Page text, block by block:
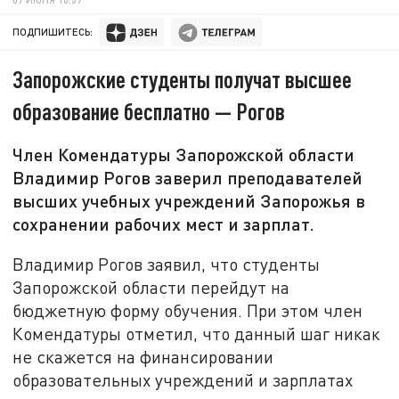
ПОДПИШИТЕСЬ:
Запорожские студенты получат высшее
образование бесплатно — Рогов
Член Комендатуры Запорожской области
Владимир Рогов заверил преподавателей
высших учебных учреждений Запорожья в
сохранении рабочих мест и зарплат.
Владимир Рогов заявил, что студенты
Запорожской области перейдут на
бюджетную форму обучения. При этом член
Комендатуры отметил, что данный шаг никак
не скажется на финансировании
образовательных учреждений и зарплатах